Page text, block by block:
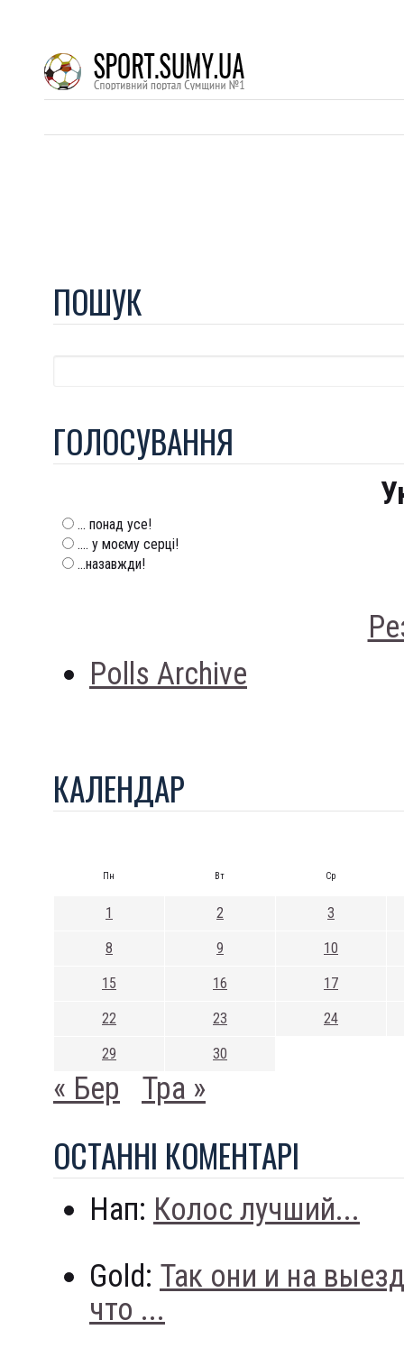
ПОШУК
ГОЛОСУВАННЯ
... понад усе!
.... у моєму серці!
...назавжди!
Polls Archive
КАЛЕНДАР
Пн Вт Ср
1 2 3
8 9 10
15 16 17
22 23 24
29 30
« Бер Тра »
ОСТАННI КОМЕНТАРI
Нап: Колос лучший...
Gold: Так они и на
что ...